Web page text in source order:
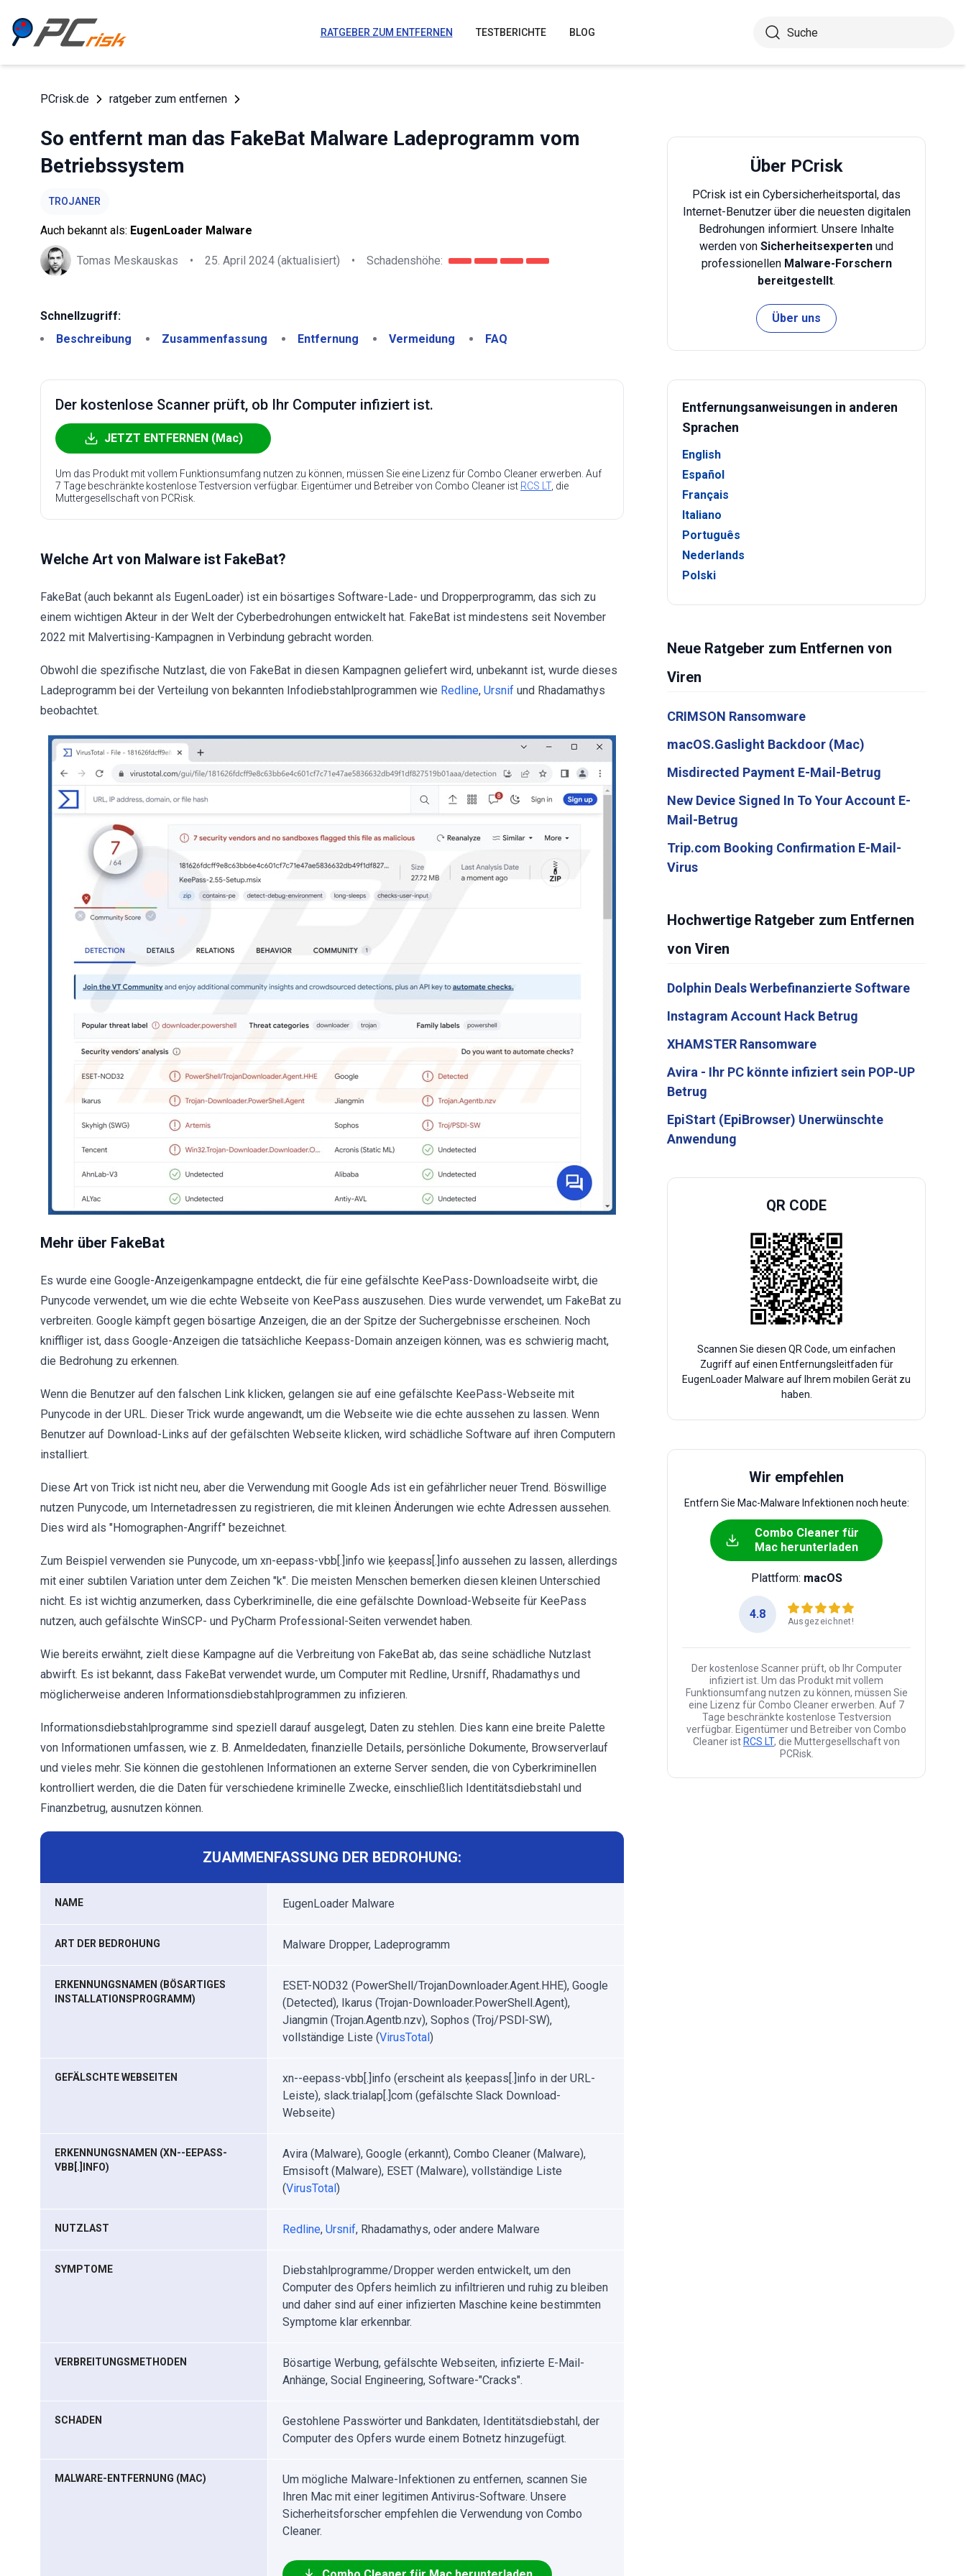
RATGEBER ZUM ENTFERNEN TESTBERICHTE BLOG
PCrisk.de ratgeber zum entfernen
So entfernt man das FakeBat Malware Ladeprogramm vom
Betriebssystem
TROJANER
Auch bekannt als: EugenLoader Malware
Tomas Meskauskas • 25. April 2024 (aktualisiert) • Schadenshöhe:
Schnellzugriff:
Beschreibung
Zusammenfassung Entfernung Vermeidung FAQ
Der kostenlose Scanner prüft, ob Ihr Computer infiziert ist.
JETZT ENTFERNEN (Mac)
Um das Produkt mit vollem Funktionsumfang nutzen zu können, müssen Sie eine Lizenz für Combo Cleaner erwerben. Auf
7 Tage beschränkte kostenlose Testversion verfügbar. Eigentümer und Betreiber von Combo Cleaner ist RCS LT, die
Muttergesellschaft von PCRisk.
Welche Art von Malware ist FakeBat?
FakeBat (auch bekannt als EugenLoader) ist ein bösartiges Software-Lade- und Dropperprogramm, das sich zu
einem wichtigen Akteur in der Welt der Cyberbedrohungen entwickelt hat. FakeBat ist mindestens seit November
2022 mit Malvertising-Kampagnen in Verbindung gebracht worden.
Obwohl die spezifische Nutzlast, die von FakeBat in diesen Kampagnen geliefert wird, unbekannt ist, wurde dieses
Ladeprogramm bei der Verteilung von bekannten Infodiebstahlprogrammen wie Redline, Ursnif und Rhadamathys
beobachtet.
Mehr über FakeBat
Es wurde eine Google-Anzeigenkampagne entdeckt, die für eine gefälschte KeePass-Downloadseite wirbt, die
Punycode verwendet, um wie die echte Webseite von KeePass auszusehen. Dies wurde verwendet, um FakeBat zu
verbreiten. Google kämpft gegen bösartige Anzeigen, die an der Spitze der Suchergebnisse erscheinen. Noch
kniffliger ist, dass Google-Anzeigen die tatsächliche Keepass-Domain anzeigen können, was es schwierig macht,
die Bedrohung zu erkennen.
Wenn die Benutzer auf den falschen Link klicken, gelangen sie auf eine gefälschte KeePass-Webseite mit
Punycode in der URL. Dieser Trick wurde angewandt, um die Webseite wie die echte aussehen zu lassen. Wenn
Benutzer auf Download-Links auf der gefälschten Webseite klicken, wird schädliche Software auf ihren Computern
installiert.
Diese Art von Trick ist nicht neu, aber die Verwendung mit Google Ads ist ein gefährlicher neuer Trend. Böswillige
nutzen Punycode, um Internetadressen zu registrieren, die mit kleinen Änderungen wie echte Adressen aussehen.
Dies wird als "Homographen-Angriff" bezeichnet.
Zum Beispiel verwenden sie Punycode, um xn-eepass-vbb[.]info wie ķeepass[.]info aussehen zu lassen, allerdings
mit einer subtilen Variation unter dem Zeichen "k". Die meisten Menschen bemerken diesen kleinen Unterschied
nicht. Es ist wichtig anzumerken, dass Cyberkriminelle, die eine gefälschte Download-Webseite für KeePass
nutzen, auch gefälschte WinSCP- und PyCharm Professional-Seiten verwendet haben.
Wie bereits erwähnt, zielt diese Kampagne auf die Verbreitung von FakeBat ab, das seine schädliche Nutzlast
abwirft. Es ist bekannt, dass FakeBat verwendet wurde, um Computer mit Redline, Ursniff, Rhadamathys und
möglicherweise anderen Informationsdiebstahlprogrammen zu infizieren.
Informationsdiebstahlprogramme sind speziell darauf ausgelegt, Daten zu stehlen. Dies kann eine breite Palette
von Informationen umfassen, wie z. B. Anmeldedaten, finanzielle Details, persönliche Dokumente, Browserverlauf
und vieles mehr. Sie können die gestohlenen Informationen an externe Server senden, die von Cyberkriminellen
kontrolliert werden, die die Daten für verschiedene kriminelle Zwecke, einschließlich Identitätsdiebstahl und
Finanzbetrug, ausnutzen können.
ZUAMMENFASSUNG DER BEDROHUNG:
NAME EugenLoader Malware
ART DER BEDROHUNG Malware Dropper, Ladeprogramm
ERKENNUNGSNAMEN (BÖSARTIGES
INSTALLATIONSPROGRAMM)
ESET-NOD32 (PowerShell/TrojanDownloader.Agent.HHE), Google
(Detected), Ikarus (Trojan-Downloader.PowerShell.Agent),
Jiangmin (Trojan.Agentb.nzv), Sophos (Troj/PSDl-SW),
vollständige Liste (VirusTotal)
GEFÄLSCHTE WEBSEITEN
xn--eepass-vbb[.]info (erscheint als ķeepass[.]info in der URL-
Leiste), slack.trialap[.]com (gefälschte Slack Download-
Webseite)
ERKENNUNGSNAMEN (XN--EEPASS-
VBB[.]INFO)
Avira (Malware), Google (erkannt), Combo Cleaner (Malware),
Emsisoft (Malware), ESET (Malware), vollständige Liste
(VirusTotal)
NUTZLAST Redline, Ursnif, Rhadamathys, oder andere Malware
SYMPTOME
Diebstahlprogramme/Dropper werden entwickelt, um den
Computer des Opfers heimlich zu infiltrieren und ruhig zu bleiben
und daher sind auf einer infizierten Maschine keine bestimmten
Symptome klar erkennbar.
VERBREITUNGSMETHODEN
Bösartige Werbung, gefälschte Webseiten, infizierte E-Mail-
Anhänge, Social Engineering, Software-"Cracks".
SCHADEN
Gestohlene Passwörter und Bankdaten, Identitätsdiebstahl, der
Computer des Opfers wurde einem Botnetz hinzugefügt.
MALWARE-ENTFERNUNG (MAC)
Um mögliche Malware-Infektionen zu entfernen, scannen Sie
Ihren Mac mit einer legitimen Antivirus-Software. Unsere
Sicherheitsforscher empfehlen die Verwendung von Combo
Cleaner.
Über PCrisk
PCrisk ist ein Cybersicherheitsportal, das
Internet-Benutzer über die neuesten digitalen
Bedrohungen informiert. Unsere Inhalte
werden von Sicherheitsexperten und
professionellen Malware-Forschern
bereitgestellt.
Über uns
Entfernungsanweisungen in anderen
Sprachen
English
Español
Français
Italiano
Português
Nederlands
Polski
Neue Ratgeber zum Entfernen von
Viren
CRIMSON Ransomware
macOS.Gaslight Backdoor (Mac)
Misdirected Payment E-Mail-Betrug
New Device Signed In To Your Account E-
Mail-Betrug
Trip.com Booking Confirmation E-Mail-
Virus
Hochwertige Ratgeber zum Entfernen
von Viren
Dolphin Deals Werbefinanzierte Software
Instagram Account Hack Betrug
XHAMSTER Ransomware
Avira - Ihr PC könnte infiziert sein POP-UP
Betrug
EpiStart (EpiBrowser) Unerwünschte
Anwendung
QR CODE
Scannen Sie diesen QR Code, um einfachen
Zugriff auf einen Entfernungsleitfaden für
EugenLoader Malware auf Ihrem mobilen Gerät zu
haben.
Wir empfehlen
Entfern Sie Mac-Malware Infektionen noch heute:
Combo Cleaner für
Mac herunterladen
Plattform: macOS
4.8
Ausgezeichnet!
Der kostenlose Scanner prüft, ob Ihr Computer
infiziert ist. Um das Produkt mit vollem
Funktionsumfang nutzen zu können, müssen Sie
eine Lizenz für Combo Cleaner erwerben. Auf 7
Tage beschränkte kostenlose Testversion
verfügbar. Eigentümer und Betreiber von Combo
Cleaner ist RCS LT, die Muttergesellschaft von
PCRisk.